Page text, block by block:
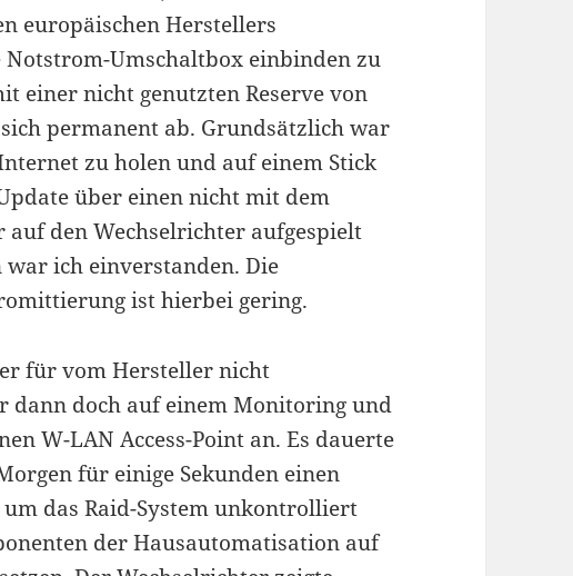
europäischen Herstellers
Notstrom-Umschaltbox einbinden zu
einer nicht genutzten Reserve von
permanent ab. Grundsätzlich war
zu holen und auf einem Stick
über einen nicht mit dem
den Wechselrichter aufgespielt
ich einverstanden. Die
ist hierbei gering.
für vom Hersteller nicht
dann doch auf einem Monitoring und
W-LAN Access-Point an. Es dauerte
für einige Sekunden einen
das Raid-System unkontrolliert
der Hausautomatisation auf